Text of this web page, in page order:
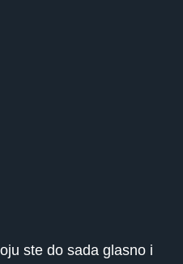
ste do sada glasno i